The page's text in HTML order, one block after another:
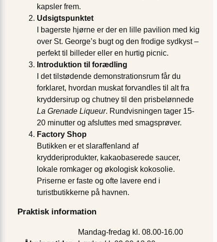
kapsler frem.
Udsigtspunktet
I bagerste hjørne er der en lille pavilion med kig
over St. George’s bugt og den frodige sydkyst –
perfekt til billeder eller en hurtig picnic.
Introduktion til forædling
I det tilstødende demonstrationsrum får du
forklaret, hvordan muskat forvandles til alt fra
kryddersirup og chutney til den prisbelønnede
La Grenade Liqueur. Rundvisningen tager 15-
20 minutter og afsluttes med smagsprøver.
Factory Shop
Butikken er et slaraffenland af
krydderiprodukter, kakaobaserede saucer,
lokale romkager og økologisk kokosolie.
Priserne er faste og ofte lavere end i
turistbutikkerne på havnen.
Praktisk information
Mandag-fredag kl. 08.00-16.00